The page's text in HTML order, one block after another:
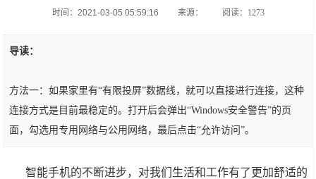
时间：2021-03-05 05:59:16 来源： 阅读：1273
导读：
方法一：如果家里有“有限投屏”数据线，就可以直接进行连接，这种
连接方式是目前最稳定的。打开后会弹出“Windows安全警告”的页
面，勾选用专用网络与公用网络，最后点击“允许访问”。
智能手机的不断进步，对我们生活和工作有了更加舒适的